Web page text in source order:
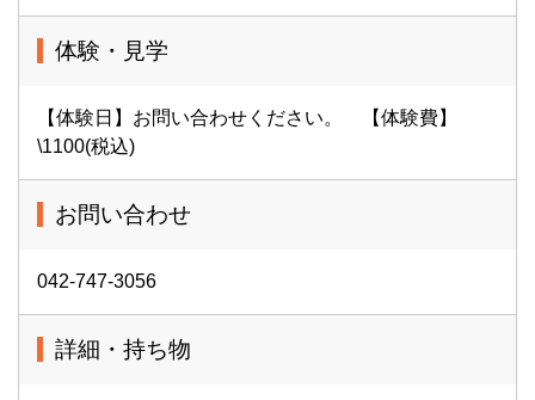
体験・見学
【体験日】お問い合わせください。 【体験費】
\1100(税込)
お問い合わせ
042-747-3056
詳細・持ち物